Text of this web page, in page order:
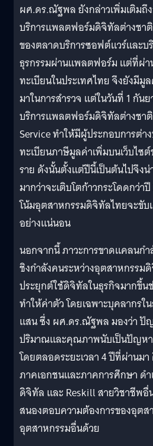
ผศ.ดร.ณัฐพล ยังกล่าวเพิ่มเติมถึ
บริการแพลตฟอร์มดิจิทัลต่างชาติ
ของตลาดบริการซอฟต์แวร์และ
ธุรกรรมผ่านแพลตฟอร์ม แต่ที่ผ่า
ทะเบียนในประเทศไทย จึงยังมีมู
มาในการสำรวจ แต่ในวันที่ 1 กัน
บริการแพลตฟอร์มดิจิทัลต่างชา
Service ทำให้มีผู้ประกอบการต่า
ทะเบียนภาษีมูลค่าเพิ่มบนเว็บไซ
ราย ดังนั้นตั้งแต่ปีนี้เป็นต้นไปจึง
มากว่าจะเติบโตก้าวกระโดดกว่า
โน้มอุตสาหกรรมดิจิทัลไทยจะขับ
อย่างแน่นอน
นอกจากนี้ ภาวะการขาดแคลนก
ชิงกำลังคนระหว่างอุตสาหกรร
ประยุกต์ใช้ดิจิทัลในธุรกิจมากขึ้น
ทำให้ค่าตัว โดยเฉพาะบุคลากรใ
แสน ซึ่ง ผศ.ดร.ณัฐพล มองว่า ปั
ปริมาณและคุณภาพนับเป็นปัญหา
โดยตลอดระยะเวลา 4 ปีที่ผ่านม
ภาคเอกชนและภาคการศึกษา ด
ดิจิทัล และ Reskill สายวิชาชีพ
สนองตอบความต้องการของอุต
อุตสาหกรรมอื่นด้วย